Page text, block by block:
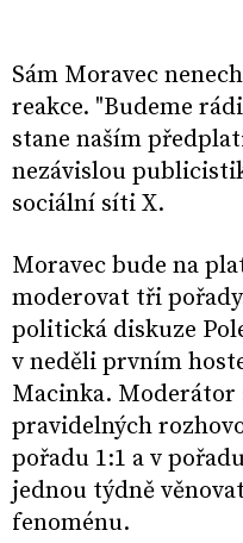
Sám Moravec
reakce. "Budeme
stane naším
nezávislou
sociální síti X.
Moravec bude na
moderovat tři
politická diskuze
v neděli prvním
Macinka. Moderátor
pravidelných
pořadu 1:1 a v
jednou týdně
fenoménu.